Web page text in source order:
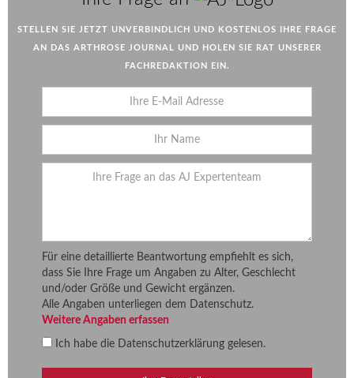
STELLEN SIE JETZT UNVERBINDLICH UND KOSTENLOS IHRE FRAGE
AN DAS ARTHROSE JOURNAL UND HOLEN SIE RAT UNSERER
FACHREDAKTION EIN.
Für eine detaillierte Beantwortung empfiehlt es sich,
dass Sie Ihre Frage um Angaben zu Alter, Geschlecht
und/oder Größe und Gewicht ergänzen.
Alle Angaben unterliegen dem Datenschutz.
Weitere Angaben erfassen
Ich habe die Datenschutzerklärunggelesen.